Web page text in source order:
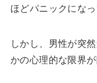
ほどパニックにな
しかし、男性が突
かの心理的な限界が